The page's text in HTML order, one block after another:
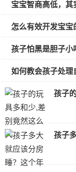
宝宝智商高低，其
怎么有效开发宝
孩子怕黑是胆子小
如何教会孩子处理
孩子
孩子